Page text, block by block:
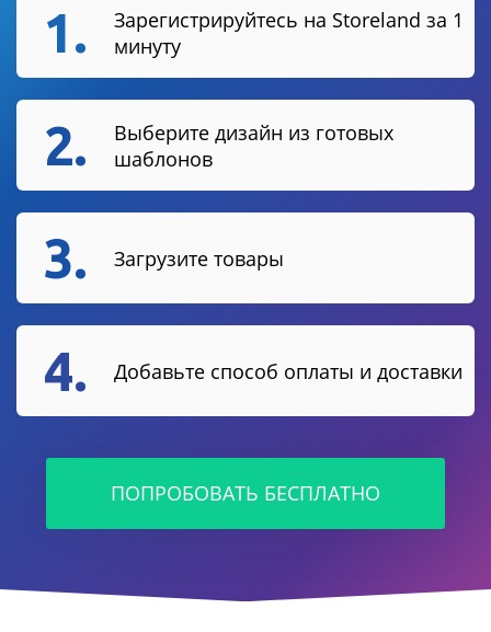
1.
Зарегистрируйтесь на Storeland за 1
минуту
2.
Выберите дизайн из готовых
шаблонов
3. Загрузите товары
4. Добавьте способ оплаты и доставки
ПОПРОБОВАТЬ БЕСПЛАТНО